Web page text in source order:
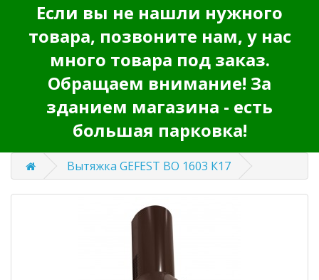
Если вы не нашли нужного
товара, позвоните нам, у нас
много товара под заказ.
Обращаем внимание! За
зданием магазина - есть
большая парковка!
Вытяжка GEFEST ВО 1603 К17